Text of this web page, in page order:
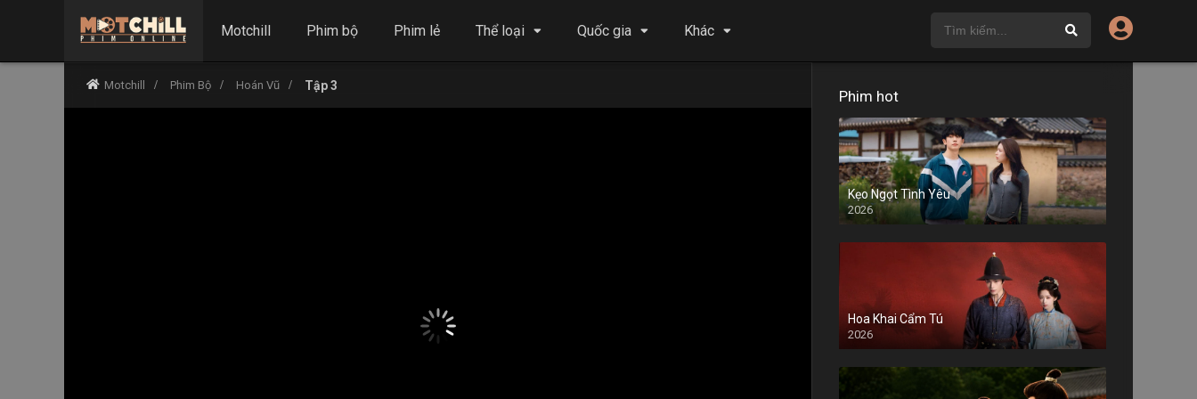
Motchill Phim bộ Phim lẻ Thể loại Quốc gia Khác
Motchill Phim Bộ Hoán Vũ Tập 3
Phim hot
Kẹo Ngọt Tình Yêu
2026
Hoa Khai Cẩm Tú
2026